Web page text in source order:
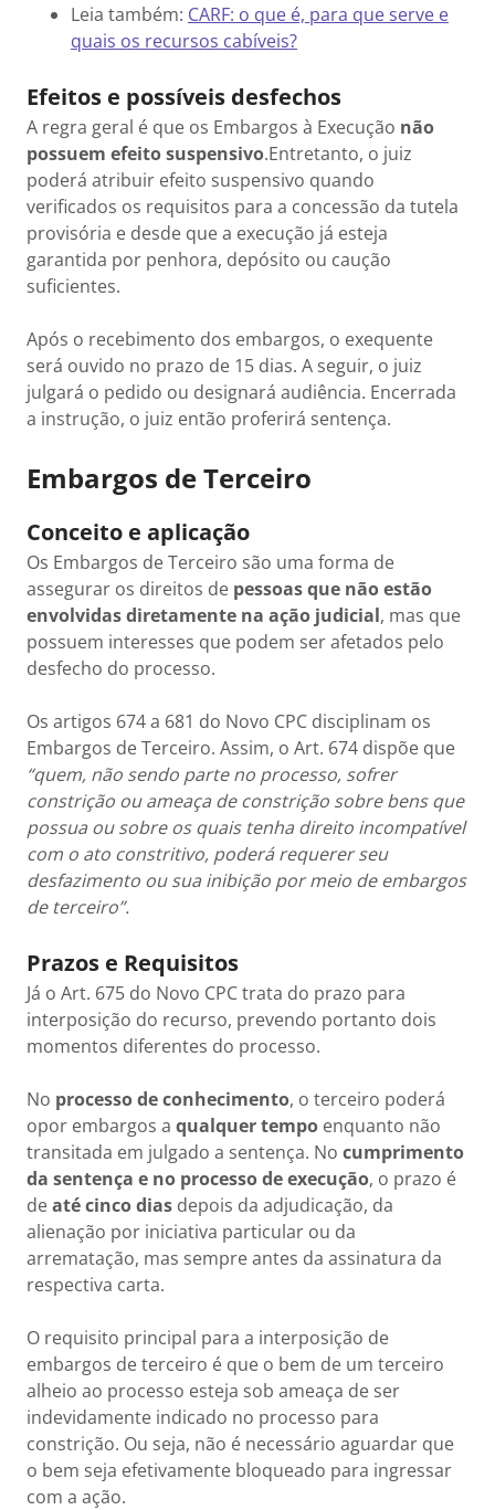
Leia também: CARF: o que é, para que serve e
quais os recursos cabíveis?
Efeitos e possíveis desfechos
A regra geral é que os Embargos à Execução não
possuem efeito suspensivo.Entretanto, o juiz
poderá atribuir efeito suspensivo quando
verificados os requisitos para a concessão da tutela
provisória e desde que a execução já esteja
garantida por penhora, depósito ou caução
suficientes.
Após o recebimento dos embargos, o exequente
será ouvido no prazo de 15 dias. A seguir, o juiz
julgará o pedido ou designará audiência. Encerrada
a instrução, o juiz então proferirá sentença.
Embargos de Terceiro
Conceito e aplicação
Os Embargos de Terceiro são uma forma de
assegurar os direitos de pessoas que não estão
envolvidas diretamente na ação judicial, mas que
possuem interesses que podem ser afetados pelo
desfecho do processo.
Os artigos 674 a 681 do Novo CPC disciplinam os
Embargos de Terceiro. Assim, o Art. 674 dispõe que
“quem, não sendo parte no processo, sofrer
constrição ou ameaça de constrição sobre bens que
possua ou sobre os quais tenha direito incompatível
com o ato constritivo, poderá requerer seu
desfazimento ou sua inibição por meio de embargos
de terceiro”.
Prazos e Requisitos
Já o Art. 675 do Novo CPC trata do prazo para
interposição do recurso, prevendo portanto dois
momentos diferentes do processo.
No processo de conhecimento, o terceiro poderá
opor embargos a qualquer tempo enquanto não
transitada em julgado a sentença. No cumprimento
da sentença e no processo de execução, o prazo é
deaté cinco dias depois da adjudicação, da
alienação por iniciativa particular ou da
arrematação, mas sempre antes da assinatura da
respectiva carta.
O requisito principal para a interposição de
embargos de terceiro é que o bem de um terceiro
alheio ao processo esteja sob ameaça de ser
indevidamente indicado no processo para
constrição. Ou seja, não é necessário aguardar que
o bem seja efetivamente bloqueado para ingressar
com a ação.